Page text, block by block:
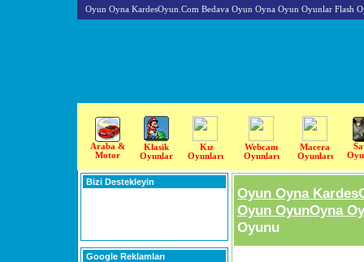
Oyun Oyna KardesOyun.Com Bedava Oyun Oyna Oyun Oyunlar Flash
Araba &
Motor
Klasik
Oyunlar
Kız
Oyunları
Webcam
Oyunları
Macera
Oyunları
Bizi Destekleyin
Google Reklamları
Oyun Oyna
Oyun OyunOyna
Oyunu